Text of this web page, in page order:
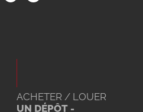
ACHETER / LOUER
UN DÉPÔT -